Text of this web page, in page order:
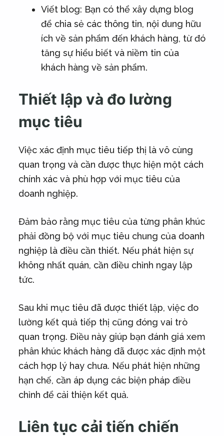
Viết blog: Bạn có thể xây dựng blog
để chia sẻ các thông tin, nội dung hữu
ích về sản phẩm đến khách hàng, từ đó
tăng sự hiểu biết và niềm tin của
khách hàng về sản phẩm.
Thiết lập và đo lường
mục tiêu
Việc xác định mục tiêu tiếp thị là vô cùng
quan trọng và cần được thực hiện một cách
chính xác và phù hợp với mục tiêu của
doanh nghiệp.
Đảm bảo rằng mục tiêu của từng phân khúc
phải đồng bộ với mục tiêu chung của doanh
nghiệp là điều cần thiết. Nếu phát hiện sự
không nhất quán, cần điều chỉnh ngay lập
tức.
Sau khi mục tiêu đã được thiết lập, việc đo
lường kết quả tiếp thị cũng đóng vai trò
quan trọng. Điều này giúp bạn đánh giá xem
phân khúc khách hàng đã được xác định một
cách hợp lý hay chưa. Nếu phát hiện những
hạn chế, cần áp dụng các biện pháp điều
chỉnh để cải thiện kết quả.
Liên tục cải tiến chiến